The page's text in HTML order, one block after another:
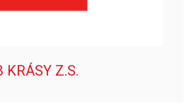
KRÁSY Z.S.